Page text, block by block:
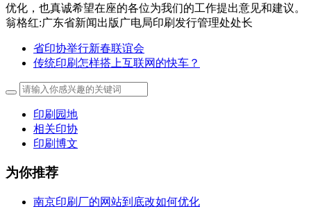
优化，也真诚希望在座的各位为我们的工作提出意见和建议。
翁格红:广东省新闻出版广电局印刷发行管理处处长
省印协举行新春联谊会
传统印刷怎样搭上互联网的快车？
印刷园地
相关印协
印刷博文
为你推荐
南京印刷厂的网站到底改如何优化